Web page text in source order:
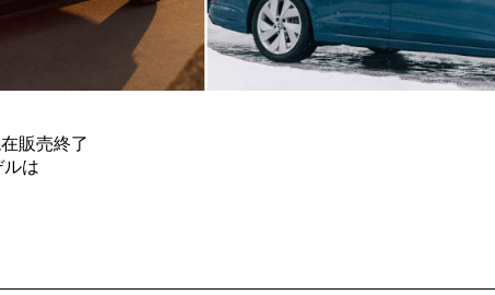
販売終了
は